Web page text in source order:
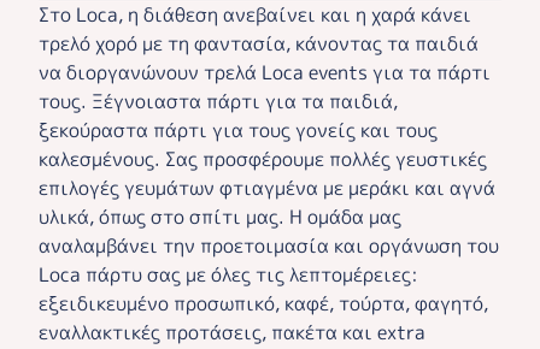
Στο Loca, η διάθεση ανεβαίνει και η χαρά κάνει
τρελό χορό με τη φαντασία, κάνοντας τα παιδιά
να διοργανώνουν τρελά Loca events για τα πάρτι
τους. Ξέγνοιαστα πάρτι για τα παιδιά,
ξεκούραστα πάρτι για τους γονείς και τους
καλεσμένους. Σας προσφέρουμε πολλές γευστικές
επιλογές γευμάτων φτιαγμένα με μεράκι και αγνά
υλικά, όπως στο σπίτι μας. Η ομάδα μας
αναλαμβάνει την προετοιμασία και οργάνωση του
Loca πάρτυ σας με όλες τις λεπτομέρειες:
εξειδικευμένο προσωπικό, καφέ, τούρτα, φαγητό,
εναλλακτικές προτάσεις, πακέτα και extra